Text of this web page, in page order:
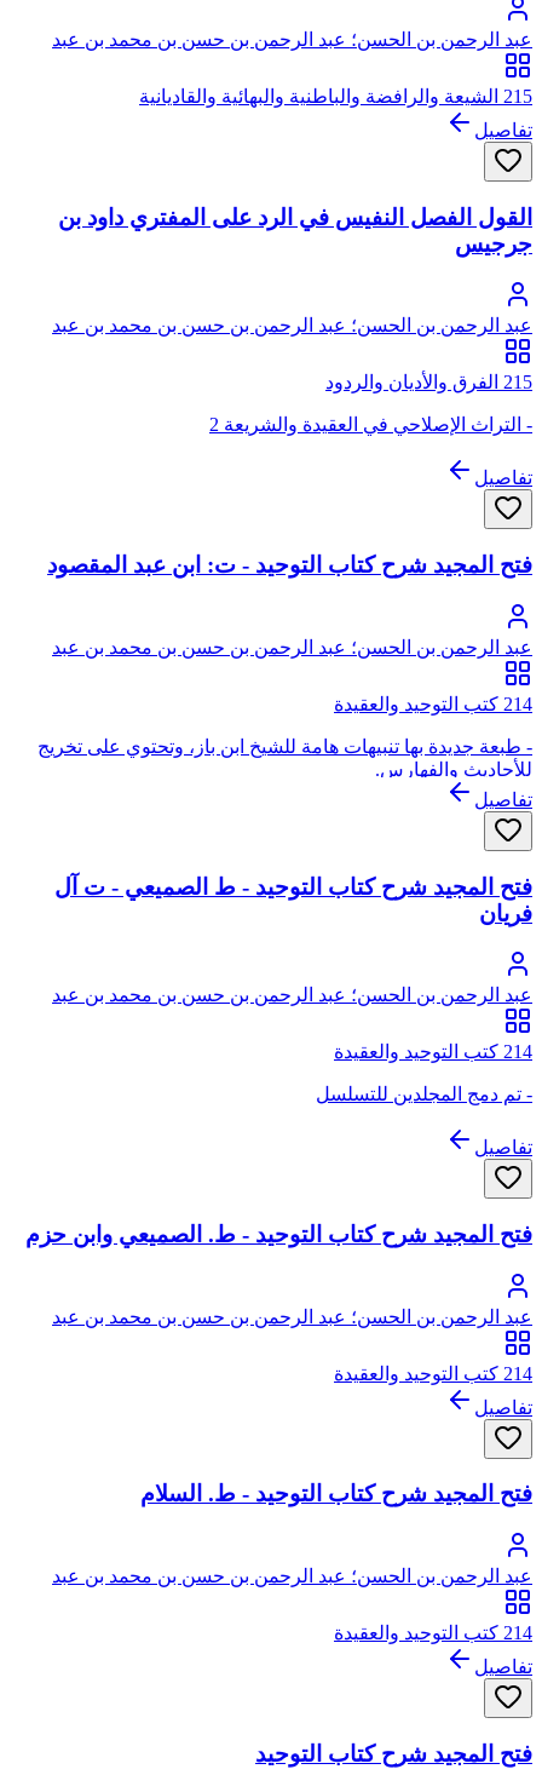
عبد الرحمن بن الحسن؛ عبد الرحمن بن حسن بن محمد بن عبد
الوهاب
215 الشيعة والرافضة والباطنية والبهائية والقاديانية
تفاصيل
القول الفصل النفيس في الرد على المفتري داود بن
جرجيس
عبد الرحمن بن الحسن؛ عبد الرحمن بن حسن بن محمد بن عبد
الوهاب
215 الفرق والأديان والردود
- التراث الإصلاحي في العقيدة والشريعة 2
تفاصيل
فتح المجيد شرح كتاب التوحيد - ت: ابن عبد المقصود
عبد الرحمن بن الحسن؛ عبد الرحمن بن حسن بن محمد بن عبد
الوهاب
214 كتب التوحيد والعقيدة
- طبعة جديدة بها تنبيهات هامة للشيخ ابن باز، وتحتوي على تخريج
للأحاديث والفهارس.
تفاصيل
فتح المجيد شرح كتاب التوحيد - ط الصميعي - ت آل
فريان
عبد الرحمن بن الحسن؛ عبد الرحمن بن حسن بن محمد بن عبد
الوهاب
214 كتب التوحيد والعقيدة
- تم دمج المجلدين للتسلسل
تفاصيل
فتح المجيد شرح كتاب التوحيد - ط. الصميعي وابن حزم
عبد الرحمن بن الحسن؛ عبد الرحمن بن حسن بن محمد بن عبد
الوهاب
214 كتب التوحيد والعقيدة
تفاصيل
فتح المجيد شرح كتاب التوحيد - ط. السلام
عبد الرحمن بن الحسن؛ عبد الرحمن بن حسن بن محمد بن عبد
الوهاب
214 كتب التوحيد والعقيدة
تفاصيل
فتح المجيد شرح كتاب التوحيد